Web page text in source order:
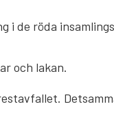
i de röda
och lakan.